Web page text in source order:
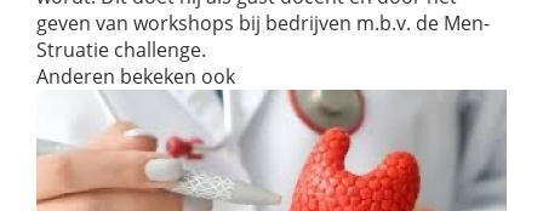
geven van workshops bij bedrijven m.b.v. de Men-
Struatie challenge.
Anderen bekeken ook